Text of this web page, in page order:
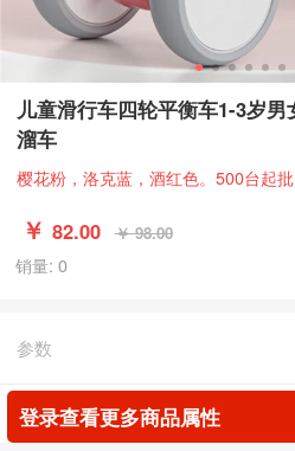
儿童滑行车四轮平衡车1-3岁
溜车
樱花粉，洛克蓝，酒红色。500台起批
￥ 82.00 ￥ 98.00
销量: 0
参数
登录查看更多商品属性